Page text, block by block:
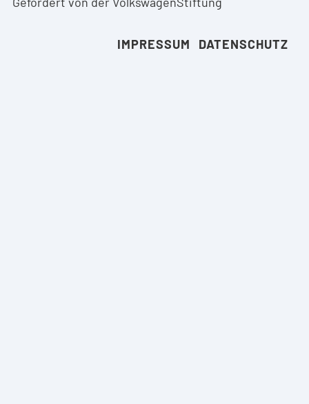
IMPRESSUM DATENSCHUTZ